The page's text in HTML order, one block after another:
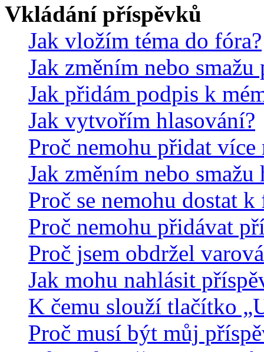
Vkládání příspěvků
Jak vložím téma do fóra?
Jak změním nebo smažu
Jak přidám podpis k
Jak vytvořím hlasování?
Proč nemohu přidat
Jak změním nebo smažu
Proč se nemohu dostat k
Proč nemohu přidávat
Proč jsem obdržel
Jak mohu nahlásit
K čemu slouží tlačítko
Proč musí být můj